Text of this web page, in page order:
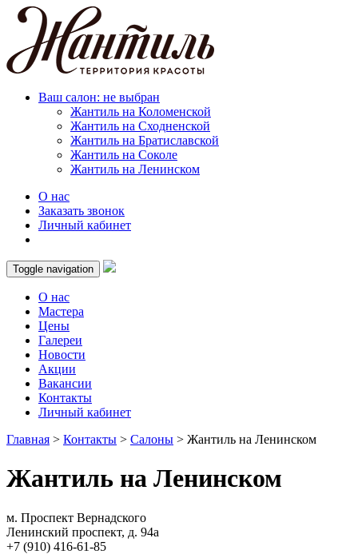
Ваш салон: не выбран
Жантиль на Коломенской
Жантиль на Сходненской
Жантиль на Братиславской
Жантиль на Соколе
Жантиль на Ленинском
О нас
Заказать звонок
Личный кабинет
Toggle navigation
О нас
Мастера
Цены
Галереи
Новости
Акции
Вакансии
Контакты
Личный кабинет
Главная > Контакты > Салоны > Жантиль на Ленинском
Жантиль на Ленинском
м. Проспект Вернадского
Ленинский проспект, д. 94а
+7 (910) 416-61-85